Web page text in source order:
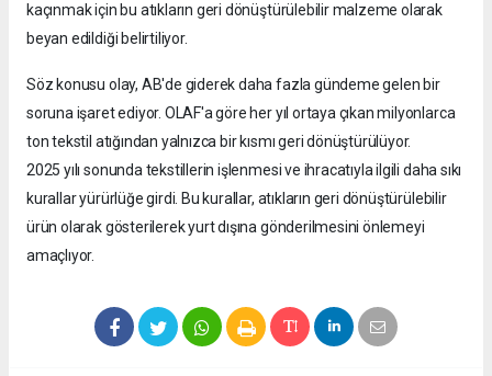
kaçınmak için bu atıkların geri dönüştürülebilir malzeme olarak
beyan edildiği belirtiliyor.
Söz konusu olay, AB'de giderek daha fazla gündeme gelen bir
soruna işaret ediyor. OLAF'a göre her yıl ortaya çıkan milyonlarca
ton tekstil atığından yalnızca bir kısmı geri dönüştürülüyor.
2025 yılı sonunda tekstillerin işlenmesi ve ihracatıyla ilgili daha sıkı
kurallar yürürlüğe girdi. Bu kurallar, atıkların geri dönüştürülebilir
ürün olarak gösterilerek yurt dışına gönderilmesini önlemeyi
amaçlıyor.